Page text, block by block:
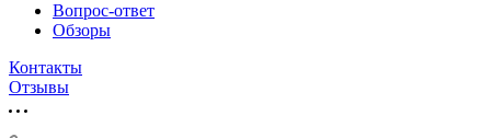
Вопрос-ответ
Обзоры
Контакты
Отзывы